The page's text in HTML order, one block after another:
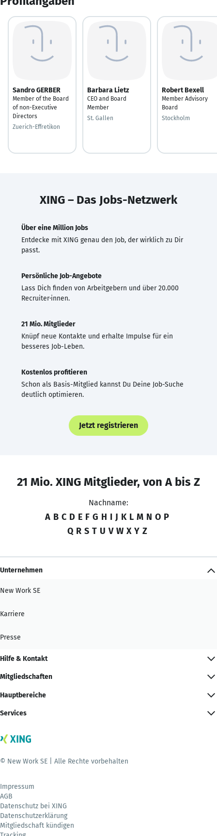
Sandro GERBER
Member of the Board
of non-Executive
Directors
Zuerich-Effretikon
Barbara Lietz
CEO and Board
Member
St. Gallen
Robert Bexell
Member Advisory
Board
Stockholm
XING – Das Jobs-Netzwerk
Über eine Million Jobs
Entdecke mit XING genau den Job, der wirklich zu Dir
passt.
Persönliche Job-Angebote
Lass Dich finden von Arbeitgebern und über 20.000
Recruiter·innen.
21 Mio. Mitglieder
Knüpf neue Kontakte und erhalte Impulse für ein
besseres Job-Leben.
Kostenlos profitieren
Schon als Basis-Mitglied kannst Du Deine Job-Suche
deutlich optimieren.
Jetzt registrieren
21 Mio. XING Mitglieder, von A bis Z
Nachname:
A B C D E F G H I J K L M N O P
Q R S T U V W X Y Z
Unternehmen
New Work SE
Karriere
Presse
Hilfe & Kontakt
Mitgliedschaften
Hauptbereiche
Services
© New Work SE | Alle Rechte vorbehalten
Impressum
AGB
Datenschutz bei XING
Datenschutzerklärung
Mitgliedschaft kündigen